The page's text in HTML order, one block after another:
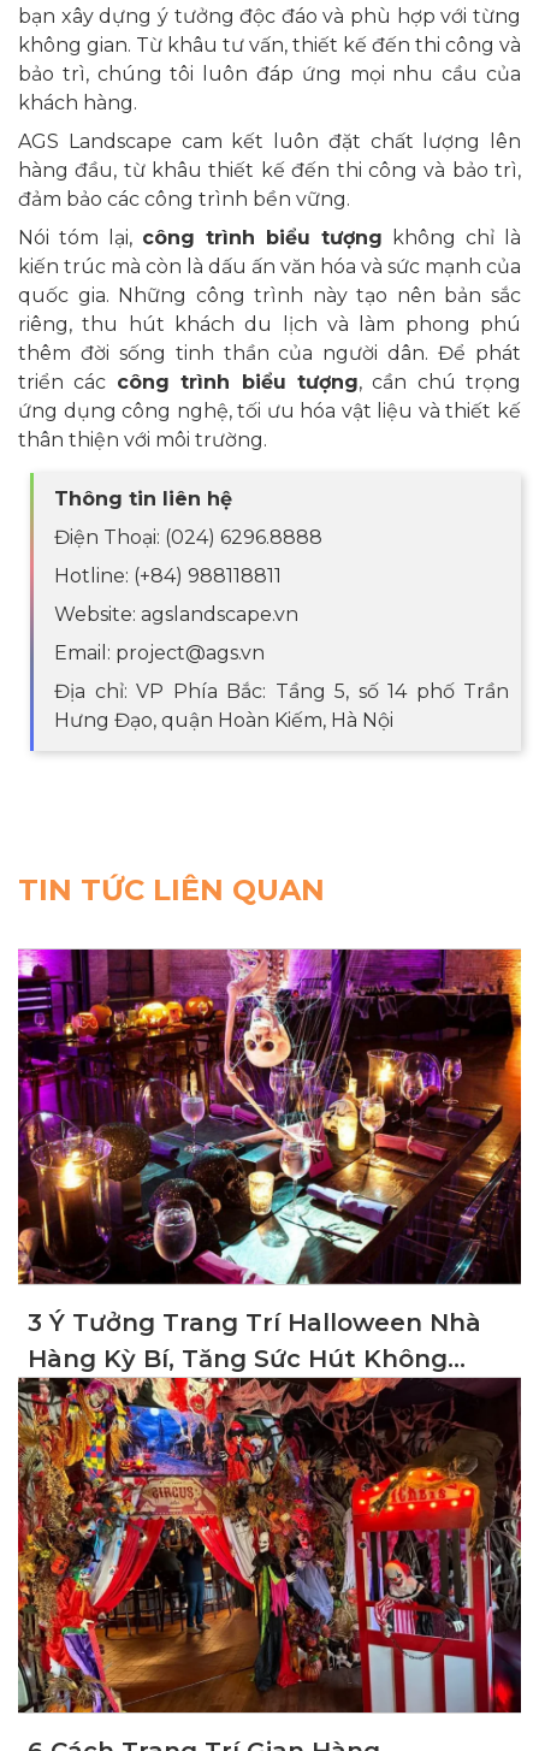
bạn xây dựng ý tưởng độc đáo và phù hợp với từng
không gian. Từ khâu tư vấn, thiết kế đến thi công và
bảo trì, chúng tôi luôn đáp ứng mọi nhu cầu của
khách hàng.
AGS Landscape cam kết luôn đặt chất lượng lên
hàng đầu, từ khâu thiết kế đến thi công và bảo trì,
đảm bảo các công trình bền vững.
Nói tóm lại, công trình biểu tượng không chỉ là
kiến trúc mà còn là dấu ấn văn hóa và sức mạnh của
quốc gia. Những công trình này tạo nên bản sắc
riêng, thu hút khách du lịch và làm phong phú
thêm đời sống tinh thần của người dân. Để phát
triển các công trình biểu tượng, cần chú trọng
ứng dụng công nghệ, tối ưu hóa vật liệu và thiết kế
thân thiện với môi trường.
Thông tin liên hệ
Điện Thoại: (024) 6296.8888
Hotline: (+84) 988118811
Website: agslandscape.vn
Email: project@ags.vn
Địa chỉ: VP Phía Bắc: Tầng 5, số 14 phố Trần
Hưng Đạo, quận Hoàn Kiếm, Hà Nội
TIN TỨC LIÊN QUAN
3 Ý Tưởng Trang Trí Halloween Nhà
Hàng Kỳ Bí, Tăng Sức Hút Không
Gian